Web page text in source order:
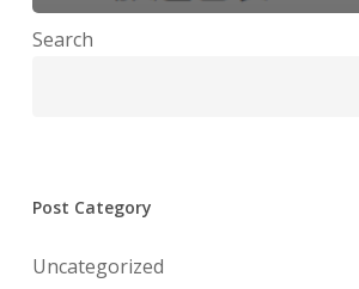
Search
Post Category
Uncategorized